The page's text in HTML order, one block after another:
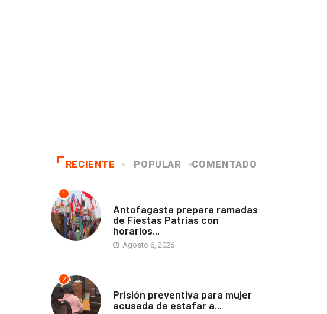
RECIENTE POPULAR COMENTADO
1
Antofagasta prepara ramadas
de Fiestas Patrias con
horarios...
Agosto 6, 2026
2
Prisión preventiva para mujer
acusada de estafar a...